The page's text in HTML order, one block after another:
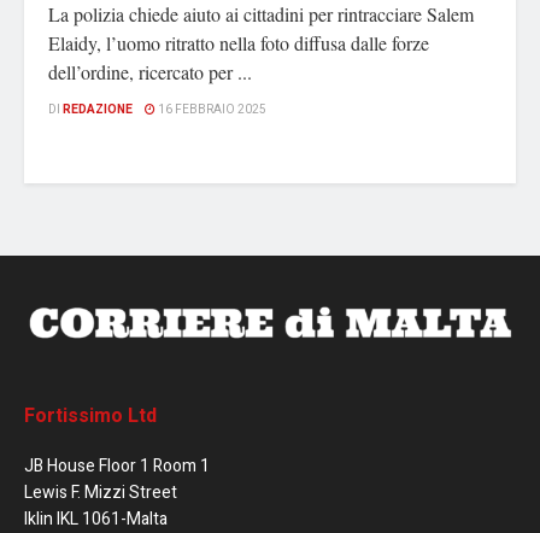
La polizia chiede aiuto ai cittadini per rintracciare Salem
Elaidy, l’uomo ritratto nella foto diffusa dalle forze
dell’ordine, ricercato per ...
DI REDAZIONE 16 FEBBRAIO 2025
Fortissimo Ltd
JB House Floor 1 Room 1
Lewis F. Mizzi Street
Iklin IKL 1061-Malta